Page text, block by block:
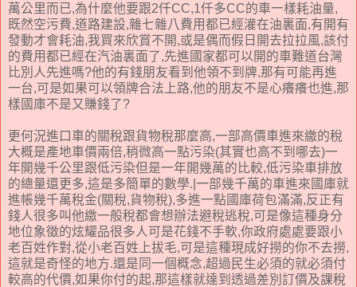
萬公里而已,為什麼他要跟2仟CC,1仟多CC的車一樣耗油量,
既然空污費,道路建設,雜七雜八費用都已經灌在油裏面,有開有
發動才會耗油,我買來欣賞不開,或是偶而假日開去拉拉風,該付
的費用都已經在汽油裏面了,先進國家都可以開的車難道台灣
比別人先進嗎?他的有錢朋友看到他領不到牌,那有可能再進
一台,可是如果可以領牌合法上路,他的朋友不是心癢癢也進,那
樣國庫不是又賺錢了?
更何況進口車的關稅跟貨物稅那麼高,一部高價車進來繳的稅
大概是產地車價兩倍,稍微高一點污染(其實也高不到哪去)一
年開幾千公里跟低污染但是一年開幾萬的比較,低污染車排放
的總量還更多,這是多簡單的數學.|一部幾千萬的車進來國庫就
進帳幾千萬稅金(關稅,貨物稅),多進一點國庫荷包滿滿,反正有
錢人很多叫他繳一般稅都會想辦法避稅逃稅,可是像這種身分
地位象徵的炫耀品很多人可是花錢不手軟,你政府處處要跟小
老百姓作對,從小老百姓上拔毛,可是這種現成好撈的你不去撈,
這就是奇怪的地方.還是同一個概念,超過民生必須的就必須付
較高的代價,如果你付的起,那這樣就達到透過差別訂價及課稅